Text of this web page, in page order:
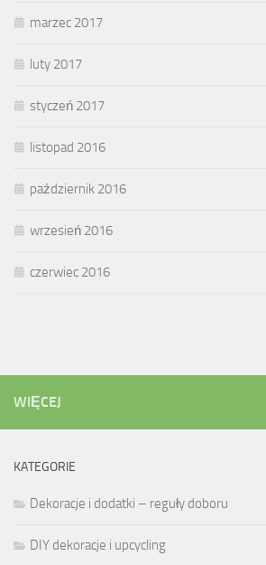
marzec 2017
luty 2017
styczeń 2017
listopad 2016
październik 2016
wrzesień 2016
czerwiec 2016
WIĘCEJ
KATEGORIE
Dekoracje i dodatki – reguły doboru
DIY dekoracje i upcycling